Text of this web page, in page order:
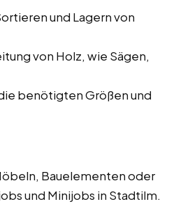
und Lagern von
von Holz, wie Sägen,
benötigten Größen und
Bauelementen oder
und Minijobs in Stadtilm.